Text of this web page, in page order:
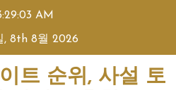
AM
, 8th 8월 2026
트 순위, 사설 토